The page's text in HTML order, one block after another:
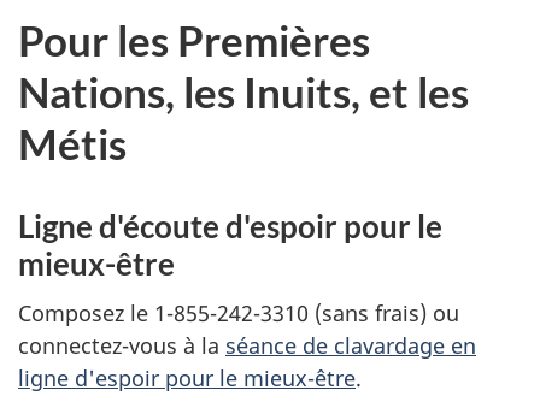
Pour les Premières
Nations, les Inuits, et les
Métis
Ligne d'écoute d'espoir pour le
mieux-être
Composez le 1-855-242-3310 (sans frais) ou
connectez-vous à la séance de clavardage en
ligne d'espoir pour le mieux-être.